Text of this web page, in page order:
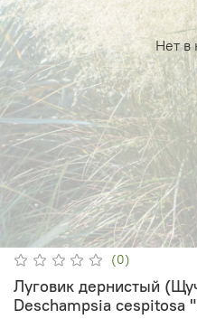
Нет в
(0)
Луговик дернистый
Deschampsia cespitosa